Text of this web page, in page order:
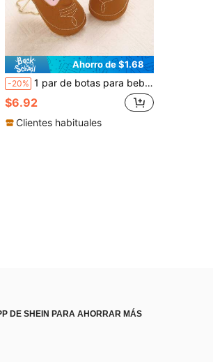
Ahorro de $1.68
-20% 1 par de botas para bebé de 0-1 años con estampado, cierre de gancho y bucle, suela blanda
$6.92
Clientes habituales
DE SHEIN PARA AHORRAR MÁS